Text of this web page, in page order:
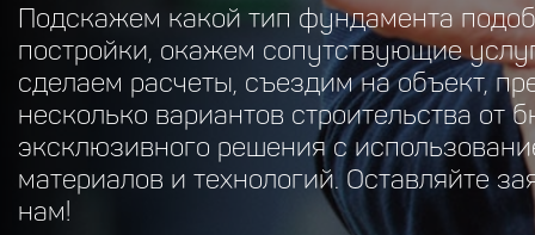
Подскажем какой тип фундамента
постройки, окажем сопутствующие
сделаем расчеты, съездим на объект,
несколько вариантов строительства от
эксклюзивного решения с
материалов и технологий. Оставляйте
нам!